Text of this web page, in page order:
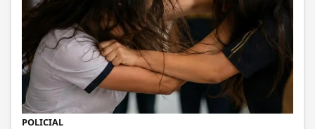
POLICIAL